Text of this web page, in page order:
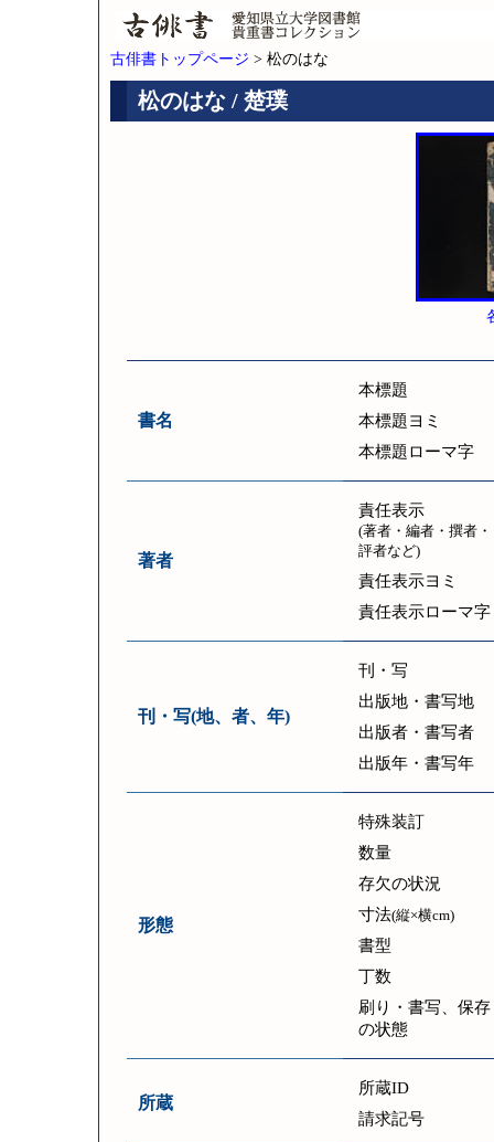
古俳書トップページ > 松のはな
松のはな / 楚璞
書名
本標題
本標題ヨミ
本標題ローマ字
著者
責任表示
(著者・編者・撰者・
評者など)
責任表示ヨミ
責任表示ローマ字
刊・写(地、者、年)
刊・写
出版地・書写地
出版者・書写者
出版年・書写年
形態
特殊装訂
数量
存欠の状況
寸法(縦×横cm)
書型
丁数
刷り・書写、保存
の状態
所蔵
所蔵ID
請求記号